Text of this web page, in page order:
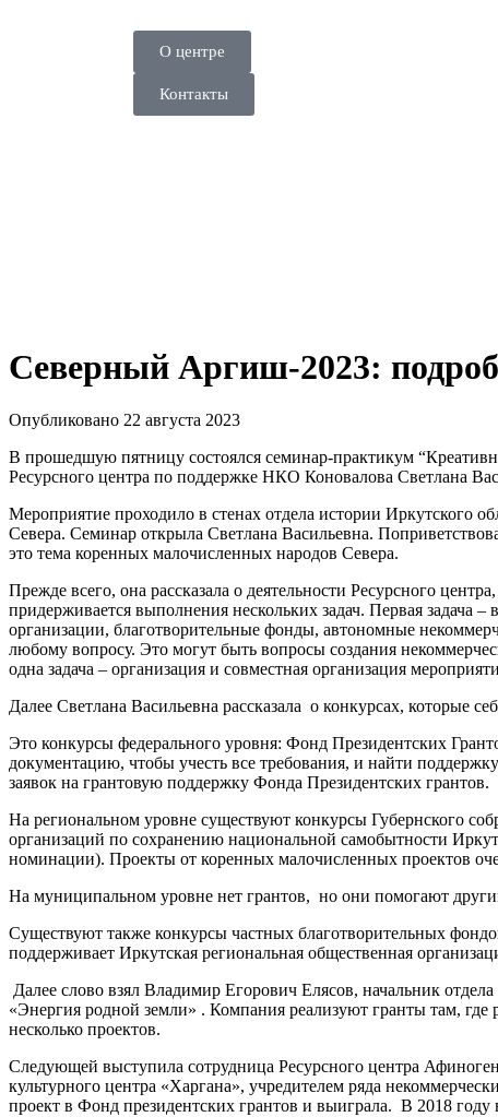
О центре
Контакты
Северный Аргиш-2023:
Опубликовано 22 августа 2023
В прошедшую пятницу состоялся семинар-практикум
Ресурсного центра по поддержке НКО Коновалова Светлана
Мероприятие проходило в стенах отдела истории Иркутского
Севера. Семинар открыла Светлана Васильевна.
это тема коренных малочисленных народов Севера.
Прежде всего, она рассказала о деятельности Ресурсного
придерживается выполнения нескольких задач. Первая
организации, благотворительные фонды, автономные
любому вопросу. Это могут быть вопросы создания
одна задача – организация и совместная организация
Далее Светлана Васильевна рассказала о конкурсах, которые
Это конкурсы федерального уровня: Фонд Президентских
документацию, чтобы учесть все требования, и найти
заявок на грантовую поддержку Фонда Президентских грантов.
На региональном уровне существуют конкурсы Губернского
организаций по сохранению национальной самобытности
номинации). Проекты от коренных малочисленных проектов
На муниципальном уровне нет грантов, но они помогают
Существуют также конкурсы частных благотворительных
поддерживает Иркутская региональная общественная
Далее слово взял Владимир Егорович Елясов, начальник
«Энергия родной земли» . Компания реализуют гранты там,
несколько проектов.
Следующей выступила сотрудница Ресурсного центра
культурного центра «Харгана», учредителем ряда
проект в Фонд президентских грантов и выиграла. В 2018